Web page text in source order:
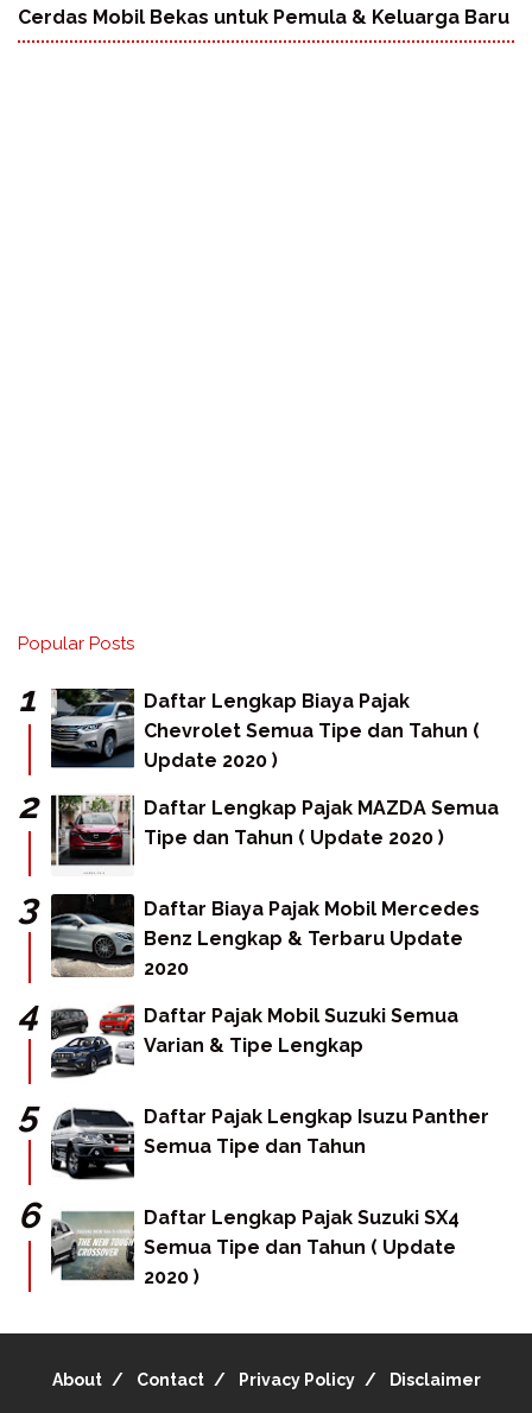
Cerdas Mobil Bekas untuk Pemula & Keluarga Baru
Popular Posts
Daftar Lengkap Biaya Pajak
Chevrolet Semua Tipe dan Tahun (
Update 2020 )
Daftar Lengkap Pajak MAZDA Semua
Tipe dan Tahun ( Update 2020 )
Daftar Biaya Pajak Mobil Mercedes
Benz Lengkap & Terbaru Update
2020
Daftar Pajak Mobil Suzuki Semua
Varian & Tipe Lengkap
Daftar Pajak Lengkap Isuzu Panther
Semua Tipe dan Tahun
Daftar Lengkap Pajak Suzuki SX4
Semua Tipe dan Tahun ( Update
2020 )
About Contact Privacy Policy Disclaimer